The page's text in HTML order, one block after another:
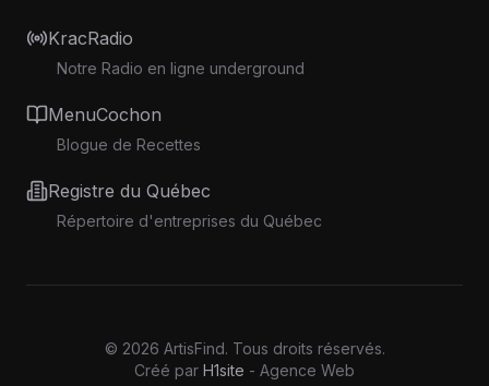
KracRadio
Notre Radio en ligne underground
MenuCochon
Blogue de Recettes
Registre du Québec
Répertoire d'entreprises du Québec
© 2026 ArtisFind. Tous droits réservés.
Créé par H1site - Agence Web